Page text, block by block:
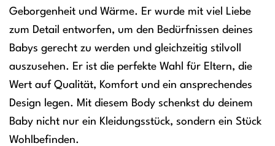
Geborgenheit und Wärme. Er wurde mit viel Liebe
zum Detail entworfen, um den Bedürfnissen deines
Babys gerecht zu werden und gleichzeitig stilvoll
auszusehen. Er ist die perfekte Wahl für Eltern, die
Wert auf Qualität, Komfort und ein ansprechendes
Design legen. Mit diesem Body schenkst du deinem
Baby nicht nur ein Kleidungsstück, sondern ein Stück
Wohlbefinden.